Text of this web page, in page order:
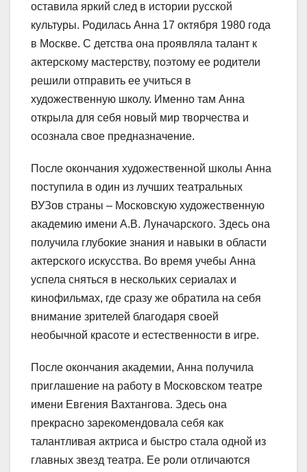
оставила яркий след в истории русской
культуры. Родилась Анна 17 октября 1980 года
в Москве. С детства она проявляла талант к
актерскому мастерству, поэтому ее родители
решили отправить ее учиться в
художественную школу. Именно там Анна
открыла для себя новый мир творчества и
осознала свое предназначение.
После окончания художественной школы Анна
поступила в один из лучших театральных
ВУЗов страны – Московскую художественную
академию имени А.В. Луначарского. Здесь она
получила глубокие знания и навыки в области
актерского искусства. Во время учебы Анна
успела сняться в нескольких сериалах и
кинофильмах, где сразу же обратила на себя
внимание зрителей благодаря своей
необычной красоте и естественности в игре.
После окончания академии, Анна получила
приглашение на работу в Московском театре
имени Евгения Вахтангова. Здесь она
прекрасно зарекомендовала себя как
талантливая актриса и быстро стала одной из
главных звезд театра. Ее роли отличаются